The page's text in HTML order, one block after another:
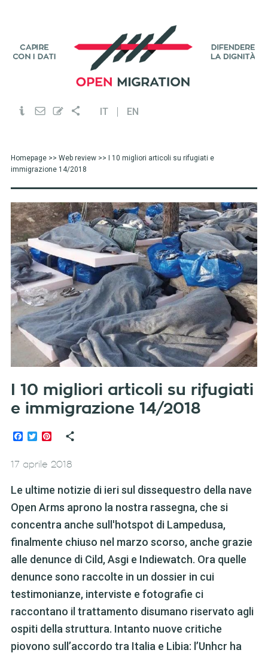
IT EN
Homepage>> Web review>> I 10 migliori articoli su rifugiati e
immigrazione 14/2018
I 10 migliori articoli su rifugiati
e immigrazione 14/2018
Facebook
TwitterPinterest
17 aprile 2018
Le ultime notizie di ieri sul dissequestro della nave
Open Arms aprono la nostra rassegna, che si
concentra anche sull'hotspot di Lampedusa,
finalmente chiuso nel marzo scorso, anche grazie
alle denunce di Cild, Asgi e Indiewatch. Ora quelle
denunce sono raccolte in un dossier in cui
testimonianze, interviste e fotografie ci
raccontano il trattamento disumano riservato agli
ospiti della struttura. Intanto nuove critiche
piovono sull’accordo tra Italia e Libia: l’Unhcr ha